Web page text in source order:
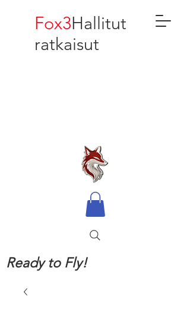
Fox3Hallitut
ratkaisut
Ready to Fly!